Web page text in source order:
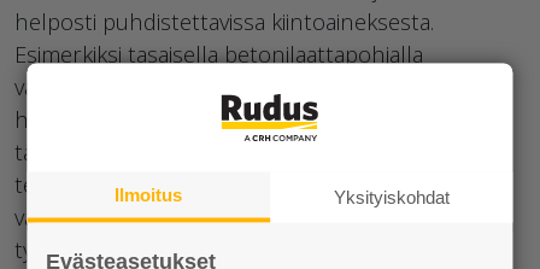
helposti puhdistettavissa kiintoaineksesta.
Esimerkiksi tasaisella betonilaattapohjalla
varustettu
laskeutusallas
on huomattavasti
helpommin puhdistettavissa kuin mukulakivillä
täytetty allas.
On hyvä miettiä myös
tehdäänköpuhdistus imuruoppaamalla tai
vaikkapa kaivinkoneella. Pitääkö rakenne
tyhjentäävedestä, onko tarvetta ohjata vesi
Ilmoitus Yksityiskohdat
Evästeasetukset